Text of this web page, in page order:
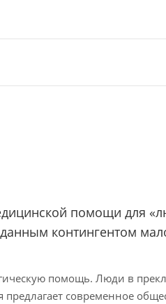
помощи для
контингентом
помощь. Люди в
современное